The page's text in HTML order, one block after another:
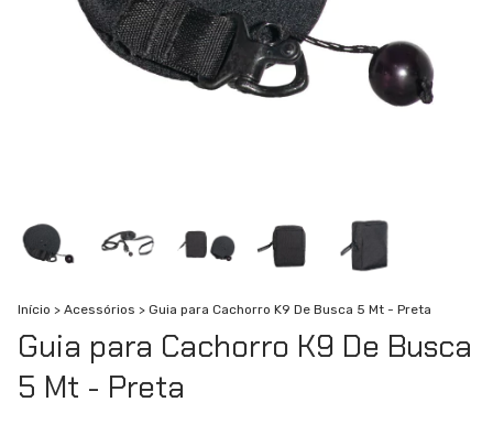
Início > Acessórios > Guia para Cachorro K9 De Busca 5 Mt - Preta
Guia para Cachorro K9 De Busca
5 Mt - Preta